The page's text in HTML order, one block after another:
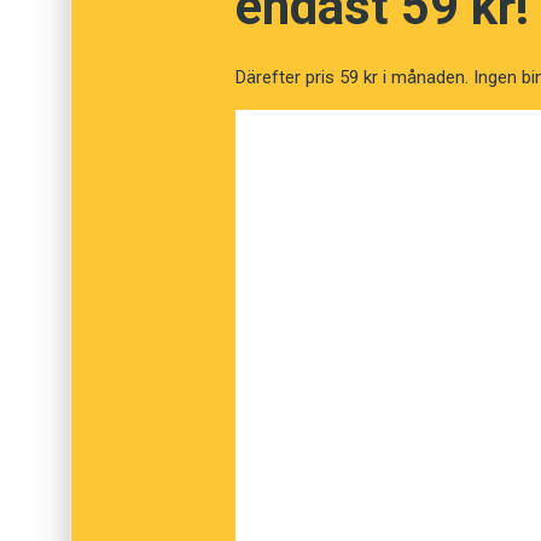
Femtonde
SextondeDärefter pris 59 kr i månaden. Ingen